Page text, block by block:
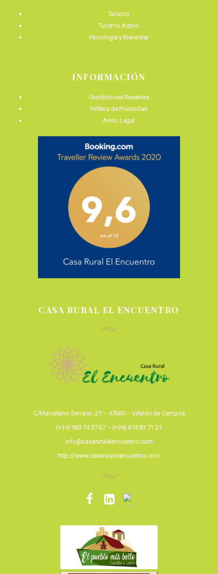
Turismo
Turismo Activo
Psicología y Bienestar
INFORMACIÓN
Condiciones Reservas
Política de Privacidad
Aviso Legal
CASA RURAL EL ENCUENTRO
C/Marceliano Serrano, 21 – 47600 – Villalón de Campos
(+34) 983 74 07 67 – (+34) 615 83 71 21
info@casaruralelencuentro.com
http://www.casaruralelencuentro.com